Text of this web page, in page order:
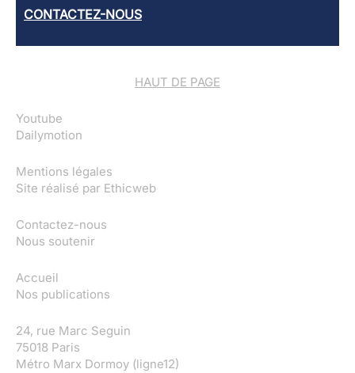
CONTACTEZ-NOUS
HAUT DE PAGE
Youtube
Dailymotion
Mentions légales
Site réalisé par Ethicweb
Contactez-nous
Nous soutenir
Accueil
Nos publications
24, rue Marc Seguin
75018 Paris
Métro Marx Dormoy (ligne12)